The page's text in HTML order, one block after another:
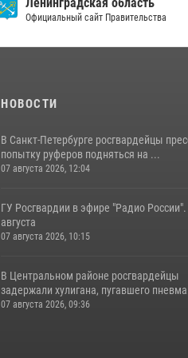
Официальный сайт Правительства
НОВОСТИ
В Санкт-Петербурге росгвардейцы
попытку руферов подняться на ...
07 августа 2026, 12:04
ГУ Росгвардии в эфире "Радио
августа
07 августа 2026, 10:15
В Центральном районе росгвардейцы
задержали хулигана, пугавшего
07 августа 2026, 09:36